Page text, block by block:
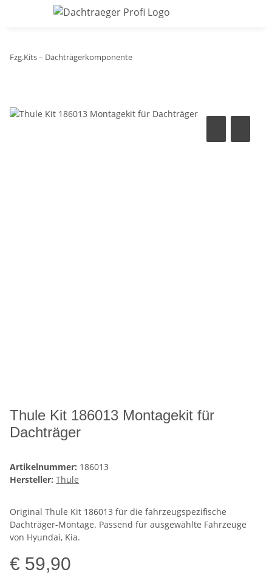
Fzg.Kits – Dachträgerkomponente
Thule Kit 186013 Montagekit für
Dachträger
Artikelnummer: 186013
Hersteller: Thule
Original Thule Kit 186013 für die fahrzeugspezifische
Dachträger-Montage. Passend für ausgewählte Fahrzeuge
von Hyundai, Kia.
€ 59,90